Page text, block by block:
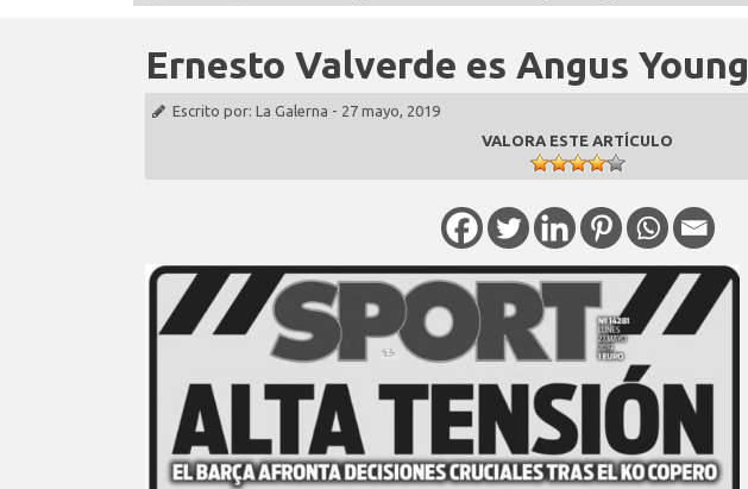
Ernesto Valverde es Angus Young
Escrito por: La Galerna - 27 mayo, 2019
VALORA ESTE ARTÍCULO